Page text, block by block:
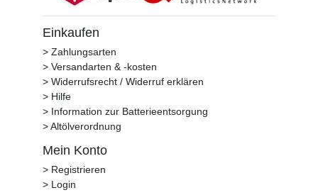
Einkaufen
> Zahlungsarten
> Versandarten & -kosten
> Widerrufsrecht / Widerruf erklären
> Hilfe
> Information zur Batterieentsorgung
> Altölverordnung
Mein Konto
> Registrieren
> Login